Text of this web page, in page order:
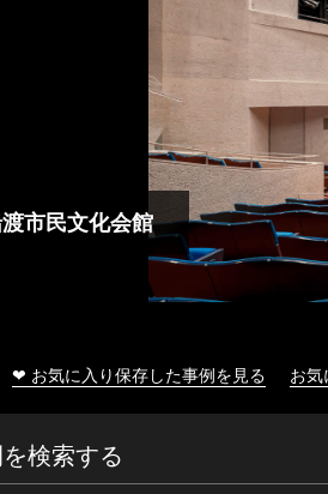
市民文化会館
❤ お気に入り保存した事例を見る お
検索する